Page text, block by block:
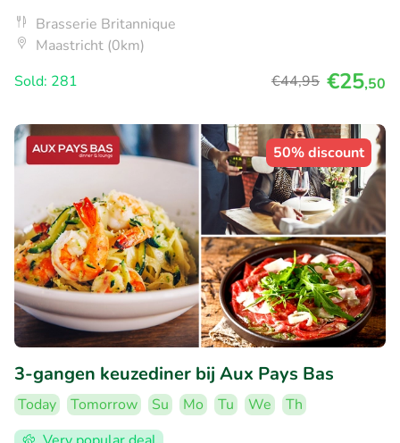
Brasserie Britannique
Maastricht (0km)
Sold: 281
€44,95 €25,50
50% discount
3-gangen keuzediner bij Aux Pays Bas
Today Tomorrow Su Mo Tu We
Th